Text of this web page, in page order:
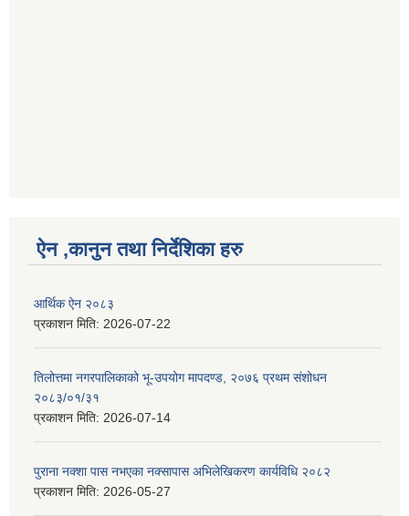
ऐन ,कानुन तथा निर्देशिका हरु
आर्थिक ऐन २०८३
प्रकाशन मिति: 2026-07-22
तिलोत्तमा नगरपालिकाको भू-उपयोग मापदण्ड, २०७६ प्रथम संशोधन
२०८३/०१/३१
प्रकाशन मिति: 2026-07-14
पुराना नक्शा पास नभएका नक्सापास अभिलेखिकरण कार्यविधि २०८२
प्रकाशन मिति: 2026-05-27